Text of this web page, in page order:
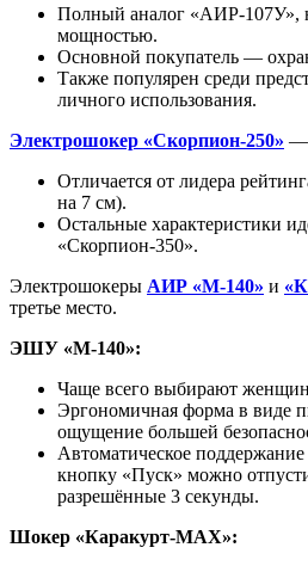
Полный аналог «АИР-107У»,
мощностью.
Основной покупатель —
Также популярен среди
личного использования.
Электрошокер «Скорпион-250» —
Отличается от лидера
на 7 см).
Остальные характеристики
«Скорпион-350».
Электрошокеры АИР «М-140» и
третье место.
ЭШУ «М-140»:
Чаще всего выбирают
Эргономичная форма в виде
ощущение большей
Автоматическое поддержание
кнопку «Пуск» можно
разрешённые 3 секунды.
Шокер «Каракурт-MAX»: